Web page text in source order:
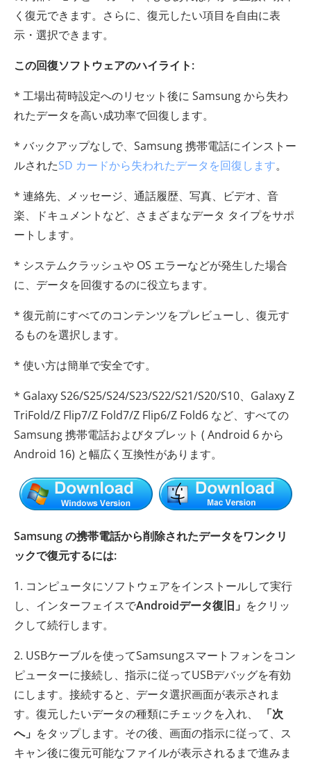
く復元できます。さらに、復元したい項目を自由に表
示・選択できます。
この回復ソフトウェアのハイライト:
* 工場出荷時設定へのリセット後に Samsung から失わ
れたデータを高い成功率で回復します。
* バックアップなしで、Samsung 携帯電話にインストー
ルされたSD カードから失われたデータを回復します。
* 連絡先、メッセージ、通話履歴、写真、ビデオ、音
楽、ドキュメントなど、さまざまなデータ タイプをサポ
ートします。
* システムクラッシュや OS エラーなどが発生した場合
に、データを回復するのに役立ちます。
* 復元前にすべてのコンテンツをプレビューし、復元す
るものを選択します。
* 使い方は簡単で安全です。
* Galaxy S26/S25/S24/S23/S22/S21/S20/S10、Galaxy Z
TriFold/Z Flip7/Z Fold7/Z Flip6/Z Fold6 など、すべての
Samsung 携帯電話およびタブレット ( Android 6 から
Android 16) と幅広く互換性があります。
Samsung の携帯電話から削除されたデータをワンクリ
ックで復元するには:
1. コンピュータにソフトウェアをインストールして実行
し、インターフェイスでAndroidデータ復旧」 をクリッ
クして続行します。
2. USBケーブルを使ってSamsungスマートフォンをコン
ピューターに接続し、指示に従ってUSBデバッグを有効
にします。接続すると、データ選択画面が表示されま
す。復元したいデータの種類にチェックを入れ、
「次
へ」 をタップします。その後、画面の指示に従って、ス
キャン後に復元可能なファイルが表示されるまで進みま